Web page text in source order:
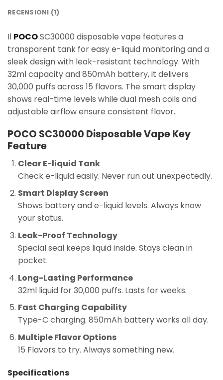
RECENSIONI (1)
Il POCOSC30000 disposable vape features a
transparent tank for easy e-liquid monitoring and a
sleek design with leak-resistant technology. With
32ml capacity and 850mAh battery, it delivers
30,000 puffs across 15 flavors. The smart display
shows real-time levels while dual mesh coils and
adjustable airflow ensure consistent flavor..
POCO SC30000 Disposable Vape Key
Feature
Clear E-liquid Tank
Check e-liquid easily. Never run out unexpectedly.
Smart Display Screen
Shows battery and e-liquid levels. Always know
your status.
Leak-Proof Technology
Special seal keeps liquid inside. Stays clean in
pocket.
Long-Lasting Performance
32ml liquid for 30,000 puffs. Lasts for weeks.
Fast Charging Capability
Type-C charging. 850mAh battery works all day.
Multiple Flavor Options
15 Flavors to try. Always something new.
Specifications